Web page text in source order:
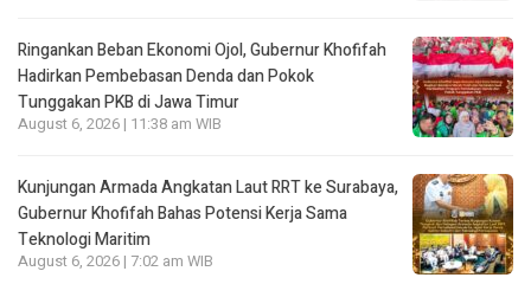
Ringankan Beban Ekonomi Ojol, Gubernur Khofifah
Hadirkan Pembebasan Denda dan Pokok
Tunggakan PKB di Jawa Timur
August 6, 2026 | 11:38 am WIB
Kunjungan Armada Angkatan Laut RRT ke Surabaya,
Gubernur Khofifah Bahas Potensi Kerja Sama
Teknologi Maritim
August 6, 2026 | 7:02 am WIB